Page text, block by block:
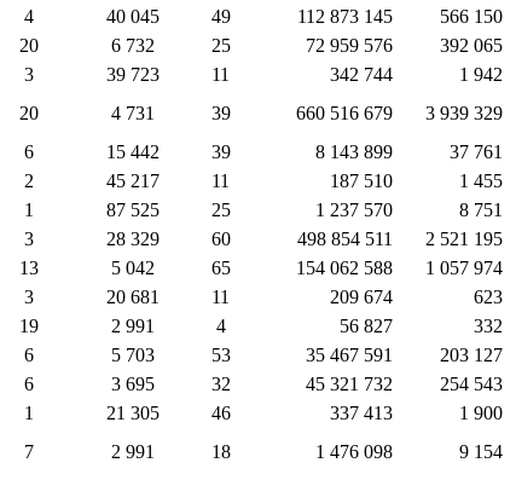
4 40 045 49 112 873 145
566 150
20 6 732 25 72 959 576
392 065
3 39 723 11 342 744
1 942
20 4 731 39 660 516 679
3 939 329
6 15 442 39 8 143 899
37 761
2 45 217 11 187 510
1 455
1 87 525 25 1 237 570
8 751
3 28 329 60 498 854 511
2 521 195
13 5 042 65 154 062 588
1 057 974
3 20 681 11 209 674
623
19 2 991 4 56 827
332
6 5 703 53 35 467 591
203 127
6 3 695 32 45 321 732
254 543
1 21 305 46 337 413
1 900
7 2 991 18 1 476 098
9 154